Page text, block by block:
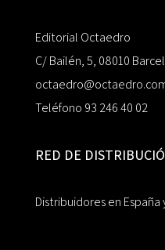
Editorial Octaedro
C/ Bailén, 5, 08010
Teléfono 93 246 40 02
RED DE
Distribuidores en